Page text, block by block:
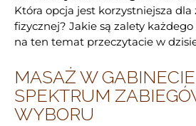
Która opcja jest korzystniejsza
fizycznej? Jakie są zalety
na ten temat przeczytacie w
MASAŻ W
SPEKTRUM
WYBORU